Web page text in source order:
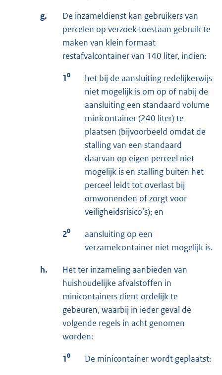
g.
De inzameldienst kan gebruikers van
percelen op verzoek toestaan gebruik te
maken van klein formaat
restafvalcontainer van 140 liter, indien:
1⁰
het bij de aansluiting redelijkerwijs
niet mogelijk is om op of nabij de
aansluiting een standaard volume
minicontainer (240 liter) te
plaatsen (bijvoorbeeld omdat de
stalling van een standaard
daarvan op eigen perceel niet
mogelijk is en stalling buiten het
perceel leidt tot overlast bij
omwonenden of zorgt voor
veiligheidsrisico’s); en
2⁰
aansluiting op een
verzamelcontainer niet mogelijk is.
h.
Het ter inzameling aanbieden van
huishoudelijke afvalstoffen in
minicontainers dient ordelijk te
gebeuren, waarbij in ieder geval de
volgende regels in acht genomen
worden:
1⁰ De minicontainer wordt geplaatst: